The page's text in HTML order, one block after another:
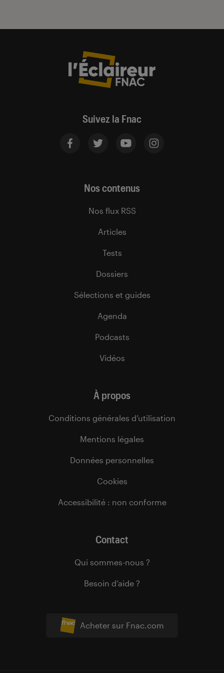
Suivez la Fnac
Acheter sur Fnac.com
Nos contenus
Nos flux RSS
Articles
Tests
Dossiers
Sélections et guides
Agenda
Podcasts
Vidéos
À propos
Conditions générales d’utilisation
Mentions légales
Données personnelles
Cookies
Accessibilité : non conforme
Contact
Qui sommes-nous ?
Besoin d’aide ?